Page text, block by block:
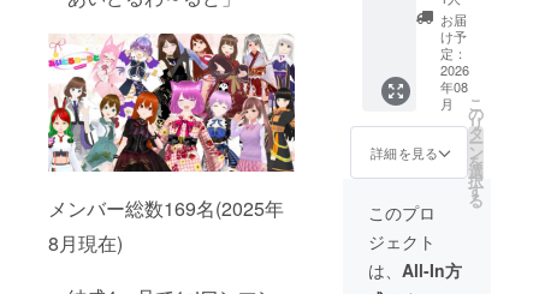
メンバー総数169名(2025年
8月現在)
るど／
SUPER
META
BOYZ／
超然世
界から
選択
※ 本作
品の著
作権は
当方に
帰属し
ます 提
供先：
あいど
るわ〜
るど／
SUPER
META
BOYZ／
超然世
界から
がギ
ター演
■do555
による
アコー
ス
ティッ
ク音源
制作 (1
曲のみ
／メタ
バース
曲／メ
ンバー
お届
け予
定：
2026
年08
月
詳細を見る
こ
の
リ
タ
ー
ン
を
選
択
す
る
このプロ
ジェクト
は、 All-In方